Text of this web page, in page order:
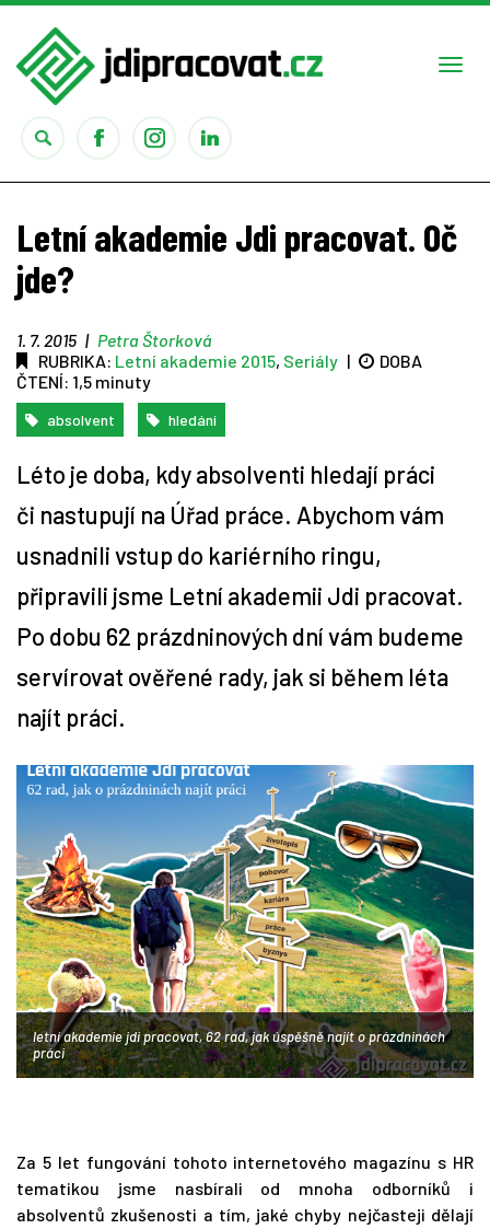
Obory
Rady
Reality show
Seriály
Časopis
Letní akademie Jdi pracovat. Oč
jde?
1. 7. 2015 | Petra Štorková
RUBRIKA: Letní akademie 2015, Seriály |
DOBA
ČTENÍ: 1,5 minuty
absolvent hledání
Léto je doba, kdy absolventi hledají práci
či nastupují na Úřad práce. Abychom vám
usnadnili vstup do kariérního ringu,
připravili jsme Letní akademii Jdi pracovat.
Po dobu 62 prázdninových dní vám budeme
servírovat ověřené rady, jak si během léta
najít práci.
letní akademie jdi pracovat, 62 rad, jak úspěšně najít o prázdninách
práci
Za 5 let fungování tohoto internetového magazínu s HR
tematikou jsme nasbírali od mnoha odborníků i
absolventů zkušenosti a tím, jaké chyby nejčasteji dělají